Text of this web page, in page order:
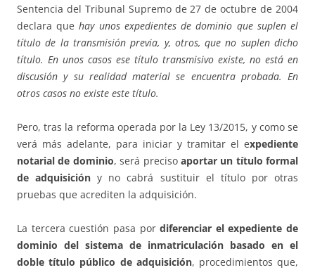
Sentencia del Tribunal Supremo de 27 de octubre de 2004
declara que hay unos expedientes de dominio que suplen el
título de la transmisión previa, y, otros, que no suplen dicho
título. En unos casos ese título transmisivo existe, no está en
discusión y su realidad material se encuentra probada. En
otros casos no existe este título.
Pero, tras la reforma operada por la Ley 13/2015, y como se
verá más adelante, para iniciar y tramitar el expediente
notarial de dominio, será preciso aportar un título formal
de adquisición y no cabrá sustituir el título por otras
pruebas que acrediten la adquisición.
La tercera cuestión pasa pordiferenciar el expediente de
dominio del sistema de inmatriculación basado en el
doble título público de adquisición, procedimientos que,